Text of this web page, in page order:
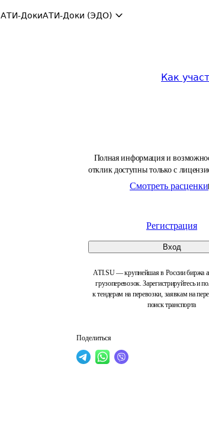
АТИ-ДокиАТИ-Доки (ЭДО)
Как
Полная информация и
отклик доступны только с
Смотреть расценки
Регистрация
Вход
ATI.SU — крупнейшая в России биржа
грузоперевозок. Зарегистрируйтесь и
к тендерам на перевозки, заявкам на
поиск транспорта
Поделиться